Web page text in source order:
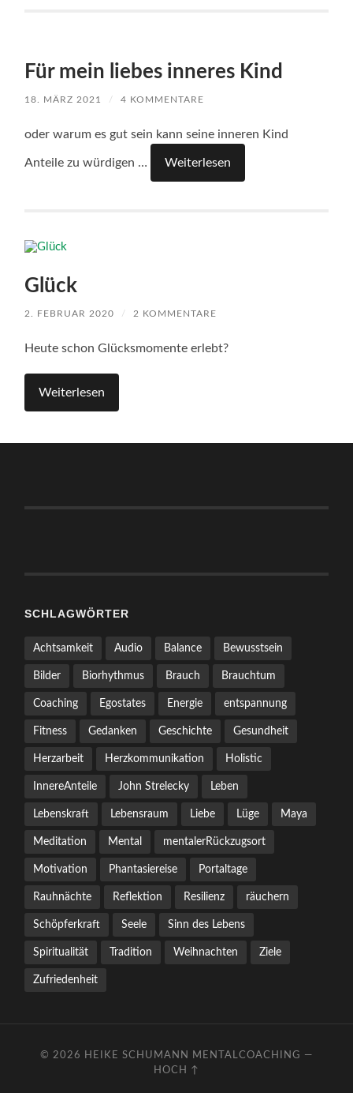
Für mein liebes inneres Kind
18. MÄRZ 2021 / 4 KOMMENTARE
oder warum es gut sein kann seine inneren Kind
Anteile zu würdigen … Weiterlesen
Glück
2. FEBRUAR 2020 / 2 KOMMENTARE
Heute schon Glücksmomente erlebt?
Weiterlesen
SCHLAGWÖRTER
Achtsamkeit Audio Balance Bewusstsein
Bilder Biorhythmus Brauch Brauchtum
Coaching Egostates Energie entspannung
Fitness Gedanken Geschichte Gesundheit
Herzarbeit Herzkommunikation Holistic
InnereAnteile John Strelecky Leben
Lebenskraft Lebensraum Liebe Lüge Maya
Meditation Mental mentalerRückzugsort
Motivation Phantasiereise Portaltage
Rauhnächte Reflektion Resilienz räuchern
Schöpferkraft Seele Sinn des Lebens
Spiritualität Tradition Weihnachten Ziele
Zufriedenheit
© 2026 HEIKE SCHUMANN MENTALCOACHING —
HOCH ↑